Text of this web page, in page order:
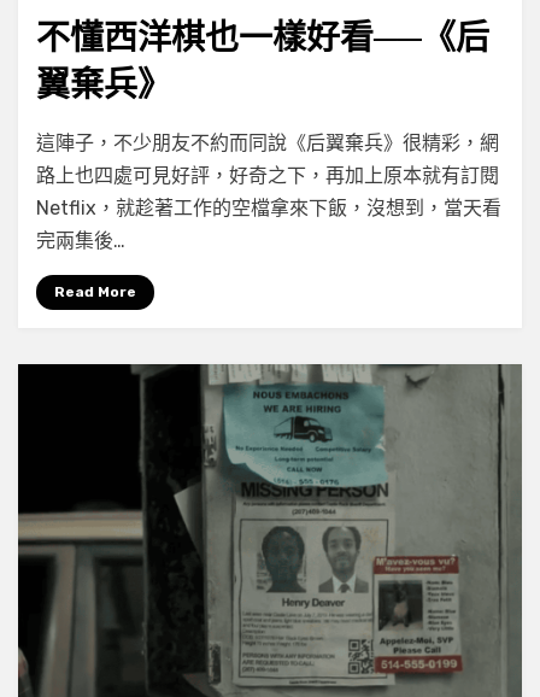
不懂西洋棋也一樣好看──《后
翼棄兵》
by小云
Leave a commenton
不
懂
西
好
看
──《后
翼
這陣子，不少朋友不約而同說《后翼棄兵》很精彩，網
路上也四處可見好評，好奇之下，再加上原本就有訂閱
Netflix，就趁著工作的空檔拿來下飯，沒想到，當天看
完兩集後…
Read More